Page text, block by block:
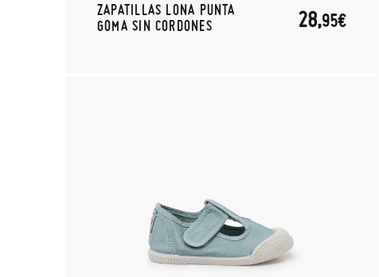
ZAPATILLAS LONA PUNTA
GOMA SIN CORDONES
28,95€